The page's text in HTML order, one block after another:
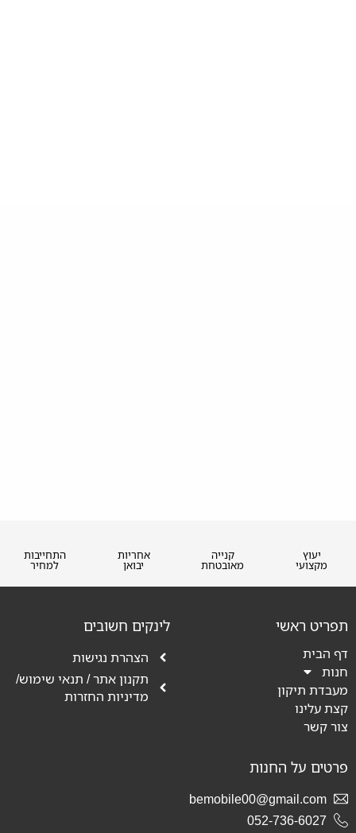
יעוץ
מקצועי
קנייה
מאובטחת
אחריות
יבואן
התחייבות
למחיר
תפריט ראשי
דף הבית
חנות
מעבדת תיקון
קצת עלינו
צור קשר
לינקים חשובים
הצהרת נגישות
תקנון אתר / תנאי שימוש/
מדיניות החזרות
פרטים על החנות
bemobile00@gmail.com
052-736-6027